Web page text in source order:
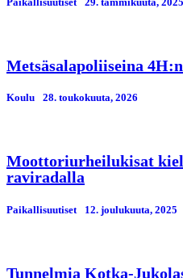
Metsäsalapoliiseina
Koulu 28. toukokuuta, 2026
Moottoriurheilukisat
raviradalla
Paikallisuutiset 12. јoulukuuta, 2025
Tunnelmia Kotka-